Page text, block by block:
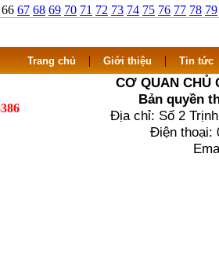
66 67 68 69 70 71 72 73 74 75 76 77 78 79
Trang chủ | Giới thiệu | Tin tức
CƠ QUAN CHỦ
Bản quyền
Địa chỉ: Số 2
Điện